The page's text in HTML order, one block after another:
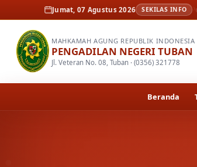
Jumat, 07 Agustus 2026 SEKILAS INFO
Assesmen Sertifikasi Mutu Peradilan
MAHKAMAH AGUNG REPUBLIK INDONESIA
PENGADILAN NEGERI TUBAN
Jl. Veteran No. 08, Tuban · (0356) 321778
Beranda